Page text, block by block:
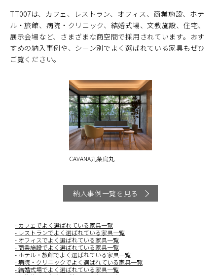
TT007は、カフェ、レストラン、オフィス、商業施設、ホテ
ル・旅館、病院・クリニック、結婚式場、文教施設、住宅、
展示会場など、さまざまな商空間で採用されています。おす
すめの納入事例や、シーン別でよく選ばれている家具もぜひ
ご覧ください。
CAVANA九条烏丸
納入事例一覧を見る
カフェでよく選ばれている家具一覧
レストランでよく選ばれている家具一覧
オフィスでよく選ばれている家具一覧
商業施設でよく選ばれている家具一覧
ホテル・旅館でよく選ばれている家具一覧
病院・クリニックでよく選ばれている家具一覧
結婚式場でよく選ばれている家具一覧